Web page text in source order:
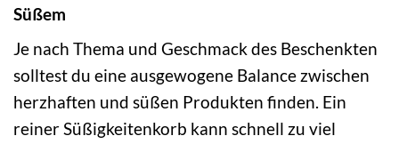
Süßem
Je nach Thema und Geschmack des Beschenkten
solltest du eine ausgewogene Balance zwischen
herzhaften und süßen Produkten finden. Ein
reiner Süßigkeitenkorb kann schnell zu viel